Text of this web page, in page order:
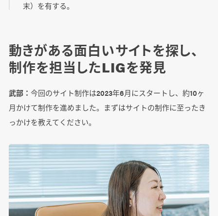
末）を有する。
動きがある面白いサイトを探し、
制作を担当したLIGを発見
武部： 今回のサイト制作は2023年6月にスタートし、約10ヶ
月かけて制作を進めました。まずはサイトの制作に至ったき
っかけを教えてください。